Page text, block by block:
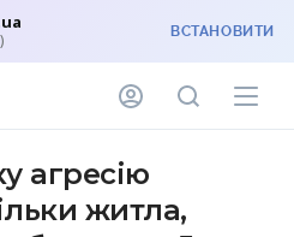
ВСТАНОВИТИ
агресію
житла,